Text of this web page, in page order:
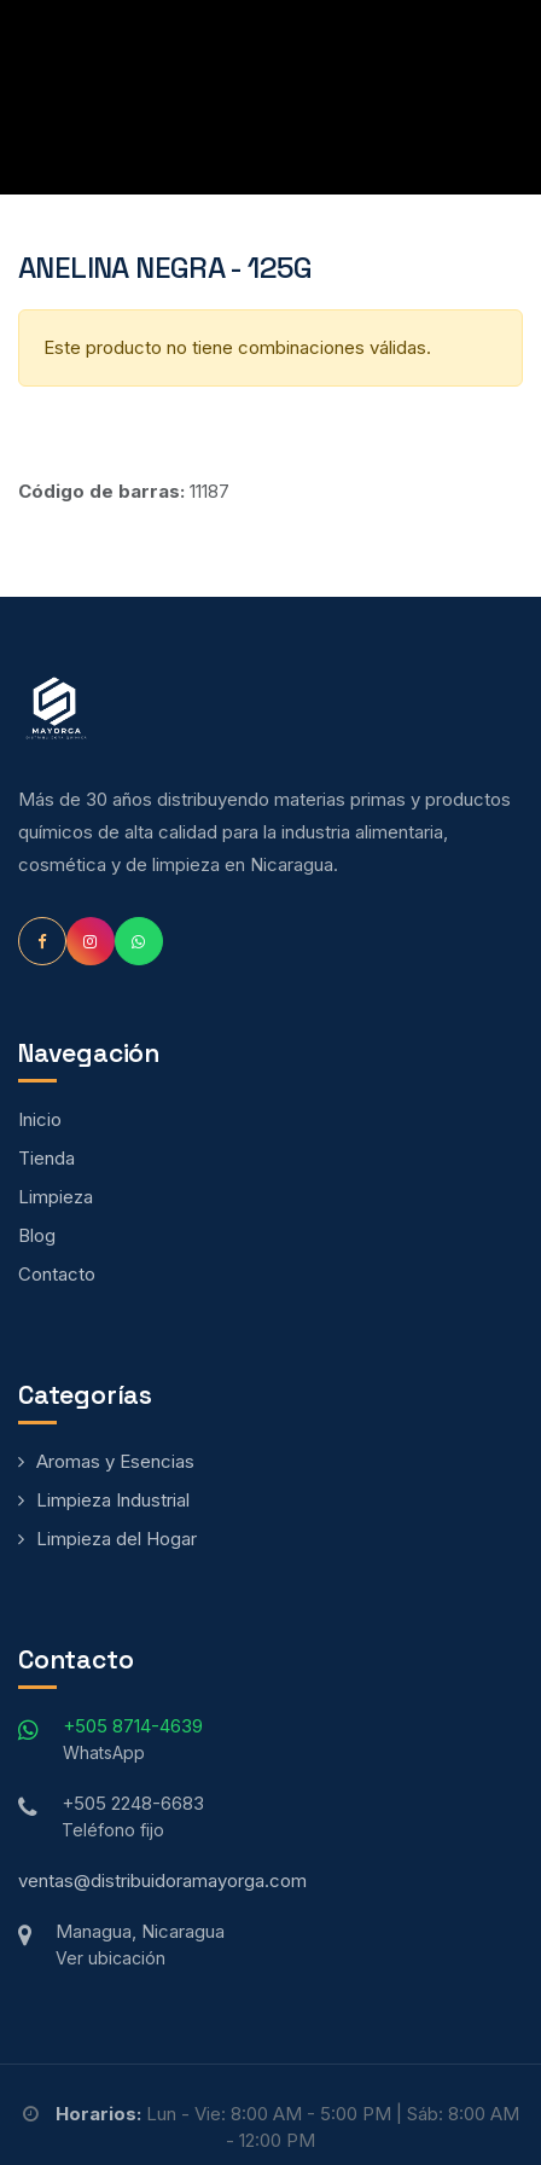
ANELINA NEGRA - 125G
Este producto no tiene combinaciones válidas.
Código de barras: 11187
Más de 30 años distribuyendo materias primas y productos
químicos de alta calidad para la industria alimentaria,
cosmética y de limpieza en Nicaragua.
Navegación
Inicio
Tienda
Limpieza
Blog
Contacto
Categorías
Aromas y Esencias
Limpieza Industrial
Limpieza del Hogar
Contacto
+505 8714-4639
WhatsApp
+505 2248-6683
Teléfono fijo
ventas@distribuidoramayorga.com
Managua, Nicaragua
Ver ubicación
Horarios: Lun - Vie: 8:00 AM - 5:00 PM | Sáb: 8:00 AM
- 12:00 PM